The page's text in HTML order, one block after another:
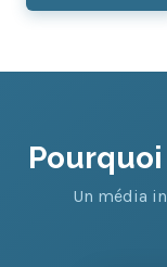
Un média